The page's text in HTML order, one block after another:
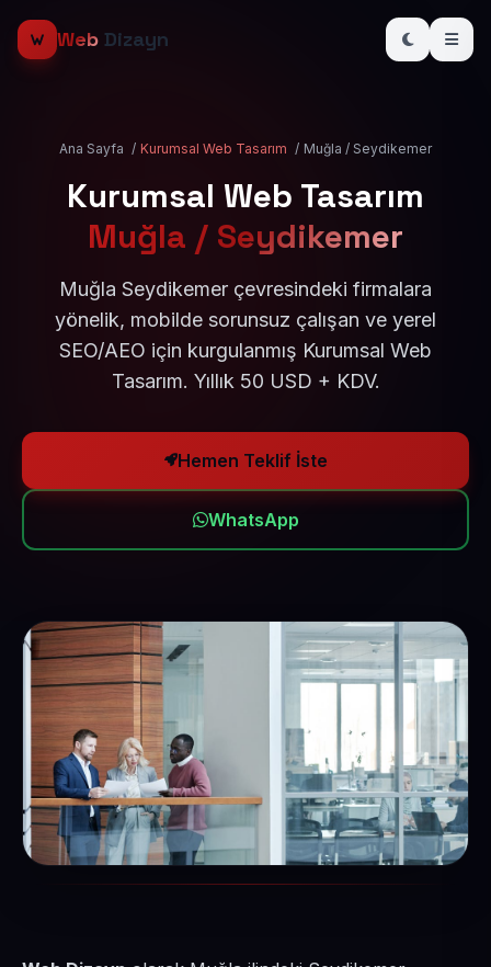
Web Dizayn
Ana Sayfa / Kurumsal Web Tasarım / Muğla / Seydikemer
Kurumsal Web Tasarım
Muğla / Seydikemer
Muğla Seydikemer çevresindeki firmalara
yönelik, mobilde sorunsuz çalışan ve yerel
SEO/AEO için kurgulanmış Kurumsal Web
Tasarım. Yıllık 50 USD + KDV.
Hemen Teklif İste
WhatsApp